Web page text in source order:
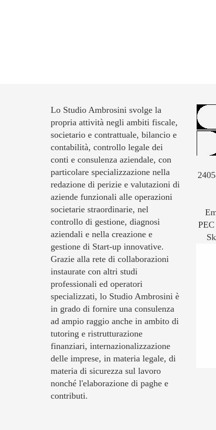
Lo Studio Ambrosini svolge la
propria attività negli ambiti fiscale,
societario e contrattuale, bilancio e
contabilità, controllo legale dei
conti e consulenza aziendale, con
particolare specializzazione nella
redazione di perizie e valutazioni di
aziende funzionali alle operazioni
societarie straordinarie, nel
controllo di gestione, diagnosi
aziendali e nella creazione e
gestione di Start-up innovative.
Grazie alla rete di collaborazioni
instaurate con altri studi
professionali ed operatori
specializzati, lo Studio Ambrosini è
in grado di fornire una consulenza
ad ampio raggio anche in ambito di
tutoring e ristrutturazione
finanziari, internazionalizzazione
delle imprese, in materia legale, di
materia di sicurezza sul lavoro
nonché l'elaborazione di paghe e
contributi.